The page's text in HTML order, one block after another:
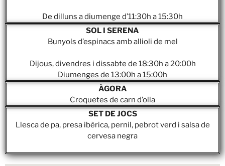
De dilluns a diumenge d’11:30h a 15:30h
SOL I SERENA
Bunyols d’espinacs amb allioli de mel
Dijous, divendres i dissabte de 18:30h a 20:00h
Diumenges de 13:00h a 15:00h
ÀGORA
Croquetes de carn d’olla
SET DE JOCS
Llesca de pa, presa ibèrica, pernil, pebrot verd i salsa de
cervesa negra